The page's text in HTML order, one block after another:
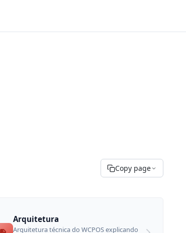
Copy page
Arquitetura
Arquitetura técnica do WCPOS explicando